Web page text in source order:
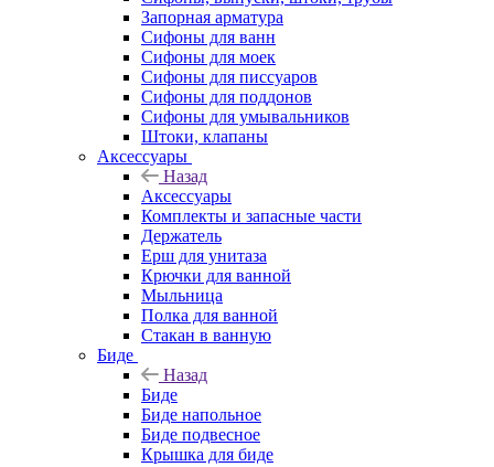
Запорная арматура
Сифоны для ванн
Сифоны для моек
Сифоны для писсуаров
Сифоны для поддонов
Сифоны для умывальников
Штоки, клапаны
Аксессуары
Назад
Аксессуары
Комплекты и запасные части
Держатель
Ерш для унитаза
Крючки для ванной
Мыльница
Полка для ванной
Стакан в ванную
Биде
Назад
Биде
Биде напольное
Биде подвесное
Крышка для биде